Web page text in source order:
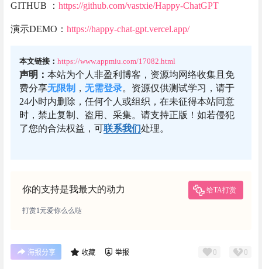
GITHUB ： https://github.com/vastxie/Happy-ChatGPT
演示DEMO： https://happy-chat-gpt.vercel.app/
本文链接： https://www.appmiu.com/17082.html
声明： 本站为个人非盈利博客，资源均网络收集且免
费分享无限制 ， 无需登录。资源仅供测试学习，请于
24小时内删除，任何个人或组织，在未征得本站同意
时，禁止复制、盗用、采集。请支持正版！如若侵犯
了您的合法权益，可联系我们处理。
你的支持是我最大的动力 给TA打赏
打赏1元爱你么么哒
海报分享 收藏 举报 0 0